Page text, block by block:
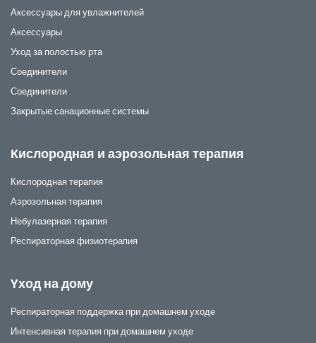
Аксессуары для увлажнителей
Аксессуары
Уход за полостью рта
Соединители
Соединители
Закрытые санационные системы
Кислородная и аэрозольная терапия
Кислородная терапия
Аэрозольная терапия
Небулазерная терапия
Респираторная физиотерапия
Yход на дому
Респираторная поддержка при домашнем уходе
Интенсивная терапия при домашнем уходе